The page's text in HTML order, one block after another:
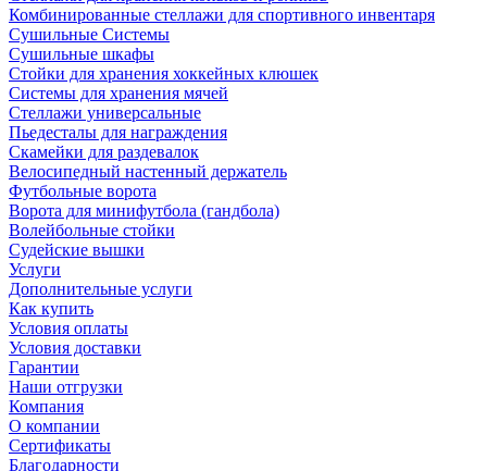
Комбинированные стеллажи для спортивного инвентаря
Сушильные Системы
Сушильные шкафы
Стойки для хранения хоккейных клюшек
Системы для хранения мячей
Стеллажи универсальные
Пьедесталы для награждения
Скамейки для раздевалок
Велосипедный настенный держатель
Футбольные ворота
Ворота для минифутбола (гандбола)
Волейбольные стойки
Судейские вышки
Услуги
Дополнительные услуги
Как купить
Условия оплаты
Условия доставки
Гарантии
Наши отгрузки
Компания
О компании
Сертификаты
Благодарности